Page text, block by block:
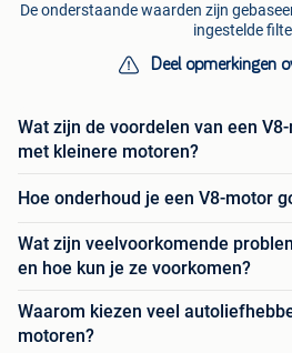
De onderstaande waarden zijn
ingestelde
Deel opmerkingen
Wat zijn de voordelen van een
met kleinere motoren?
Hoe onderhoud je een V8-motor
Wat zijn veelvoorkomende
en hoe kun je ze voorkomen?
Waarom kiezen veel
motoren?